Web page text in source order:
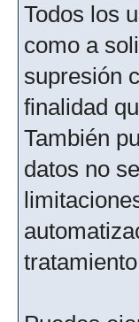
Todos los
como a
supresión
finalidad
También
datos no